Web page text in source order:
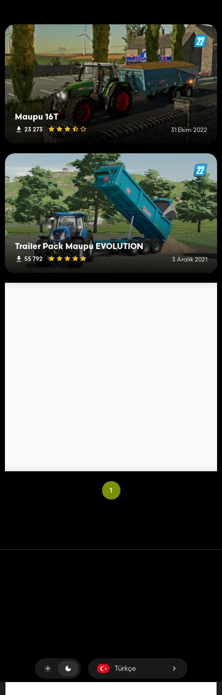
Maupu 16T
23 273 31 Ekim 2022
Trailer Pack Maupu EVOLUTION
55 792 3 Aralık 2021
1
Türkçe